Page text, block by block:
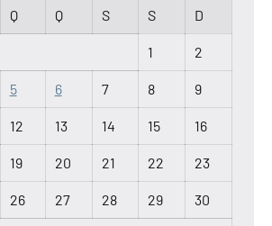
Q Q S S D
1 2
5 6 7 8 9
12 13 14 15 16
19 20 21 22 23
26 27 28 29 30